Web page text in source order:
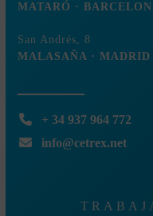
MATARÓ ·
San Andrés, 8
MALASAÑA · MADRID
+ 34 937 964 772
info@cetrex.net